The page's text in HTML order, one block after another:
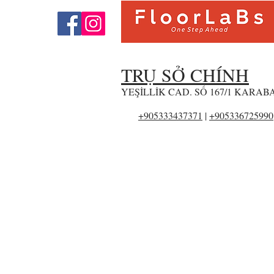
TRỤ SỞ CHÍNH
YEŞİLLİK CAD. SỐ 167/1
+905333437371 |+905336725990